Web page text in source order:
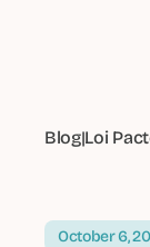
Blog|Loi
October 6,